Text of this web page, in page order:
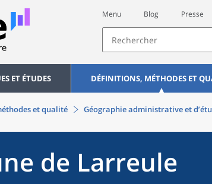
Menu Blog Presse
ET ÉTUDES DÉFINITIONS, MÉTHODES ET
et qualité Géographie administrative et
de Larreule